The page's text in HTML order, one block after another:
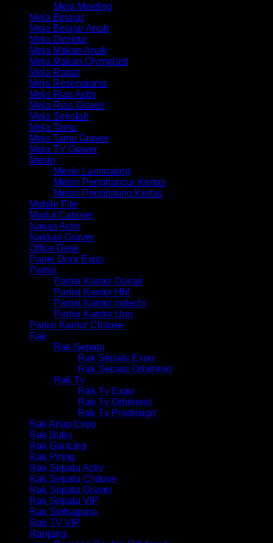
Meja Meeting
Meja Belajar
Meja Belajar Anak
Meja Direktur
Meja Makan Anak
Meja Makan Olymplast
Meja Rapat
Meja Resepsionis
Meja Rias Activ
Meja Rias Graver
Meja Sekolah
Meja Tamu
Meja Tamu Graver
Meja TV Graver
Mesin
Mesin Laminating
Mesin Penghancur Kertas
Mesin Penghitung Kertas
Mobile File
Modul Cabinet
Nakas Activ
Nakkas Graver
Office Desk
Panel Door Expo
Partisi
Partisi Kantor Donati
Partisi Kantor HM
Partisi Kantor Indachi
Partisi Kantor Uno
Partisi Kantor Chitose
Rak
Rak Sepatu
Rak Sepatu Expo
Rak Sepatu Orbitrend
Rak Tv
Rak Tv Expo
Rak Tv Orbitrend
Rak Tv Prodesign
Rak Arsip Expo
Rak Buku
Rak Gantung
Rak Piring
Rak Sepatu Activ
Rak Sepatu Chitose
Rak Sepatu Graver
Rak Sepatu VIP
Rak Serbaguna
Rak TV VIP
Ranjang